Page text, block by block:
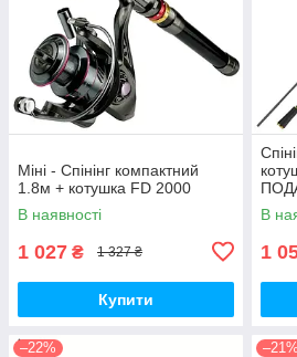
Міні - Спінінг компактний
1.8м + котушка FD 2000
В наявності
1 027 ₴ 1 327 ₴
Купити
В
1
–22% –21%